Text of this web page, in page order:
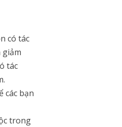
có tác
tác
các bạn
trong